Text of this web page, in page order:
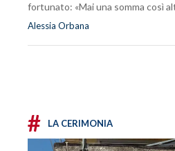
fortunato: «Mai una somma così
Alessia Orbana
# LA CERIMONIA